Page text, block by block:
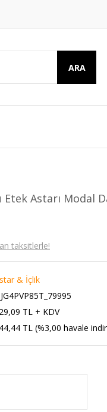
ARA
Astarı Modal
taksitlerle!
& İçlik
TL + KDV
TL (%3,00 havale